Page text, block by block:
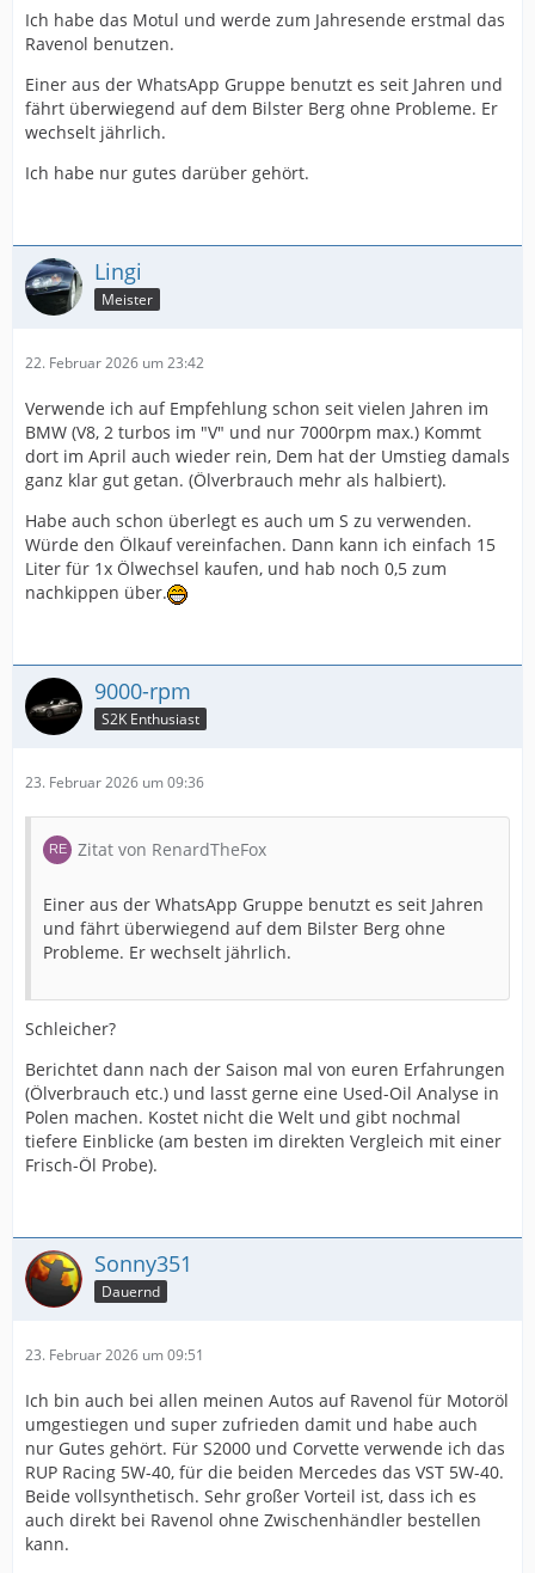
Ich habe das Motul und werde zum Jahresende erstmal das
Ravenol benutzen.
Einer aus der WhatsApp Gruppe benutzt es seit Jahren und
fährt überwiegend auf dem Bilster Berg ohne Probleme. Er
wechselt jährlich.
Ich habe nur gutes darüber gehört.
Lingi
Meister
22. Februar 2026 um 23:42
Verwende ich auf Empfehlung schon seit vielen Jahren im
BMW (V8, 2 turbos im "V" und nur 7000rpm max.) Kommt
dort im April auch wieder rein, Dem hat der Umstieg damals
ganz klar gut getan. (Ölverbrauch mehr als halbiert).
Habe auch schon überlegt es auch um S zu verwenden.
Würde den Ölkauf vereinfachen. Dann kann ich einfach 15
Liter für 1x Ölwechsel kaufen, und hab noch 0,5 zum
nachkippen über.
9000-rpm
S2K Enthusiast
23. Februar 2026 um 09:36
Zitat von RenardTheFox
Einer aus der WhatsApp Gruppe benutzt es seit Jahren
und fährt überwiegend auf dem Bilster Berg ohne
Probleme. Er wechselt jährlich.
Schleicher?
Berichtet dann nach der Saison mal von euren Erfahrungen
(Ölverbrauch etc.) und lasst gerne eine Used-Oil Analyse in
Polen machen. Kostet nicht die Welt und gibt nochmal
tiefere Einblicke (am besten im direkten Vergleich mit einer
Frisch-Öl Probe).
Sonny351
Dauernd
23. Februar 2026 um 09:51
Ich bin auch bei allen meinen Autos auf Ravenol für Motoröl
umgestiegen und super zufrieden damit und habe auch
nur Gutes gehört. Für S2000 und Corvette verwende ich das
RUP Racing 5W-40, für die beiden Mercedes das VST 5W-40.
Beide vollsynthetisch. Sehr großer Vorteil ist, dass ich es
auch direkt bei Ravenol ohne Zwischenhändler bestellen
kann.